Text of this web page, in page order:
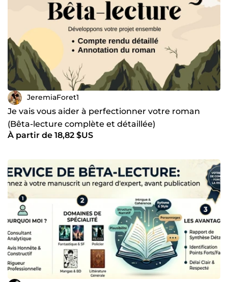
JeremiaForet1
Je vais vous aider à perfectionner votre roman
(Bêta-lecture complète et détaillée)
À partir de 18,82 $US